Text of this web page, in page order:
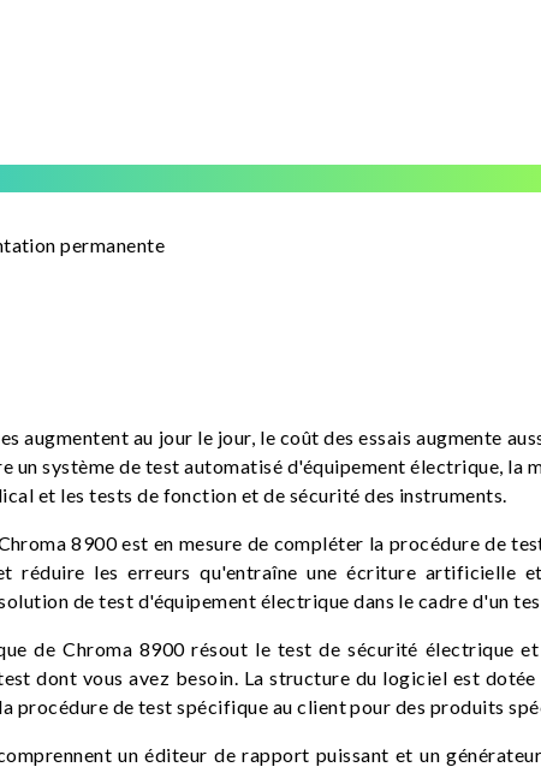
permanente
augmentent au jour le jour, le coût des essais augmente
un système de test automatisé d'équipement électrique,
et les tests de fonction et de sécurité des instruments.
8900 est en mesure de compléter la procédure de
réduire les erreurs qu'entraîne une écriture artificielle
de test d'équipement électrique dans le cadre d'un
de Chroma 8900 résout le test de sécurité électrique
dont vous avez besoin. La structure du logiciel est
procédure de test spécifique au client pour des produits
un éditeur de rapport puissant et un